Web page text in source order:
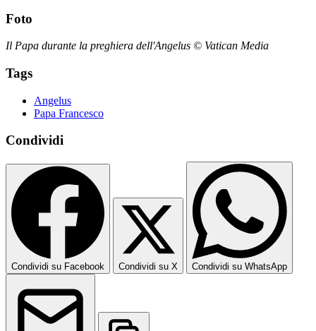
Foto
Il Papa durante la preghiera dell'Angelus © Vatican Media
Tags
Angelus
Papa Francesco
Condividi
Condividi su Facebook Condividi su X Condividi su WhatsApp